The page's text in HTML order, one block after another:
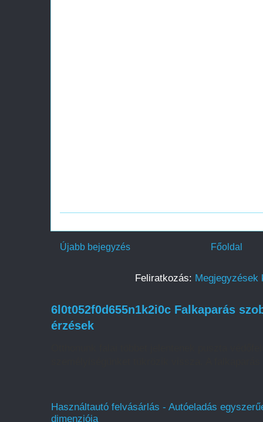
Újabb bejegyzés Főoldal
Feliratkozás: Megjegyzések
6l0t052f0d655n1k2i0c Falkaparás
érzések
Használtautó felvásárlás - Autóeladás
dimenziója